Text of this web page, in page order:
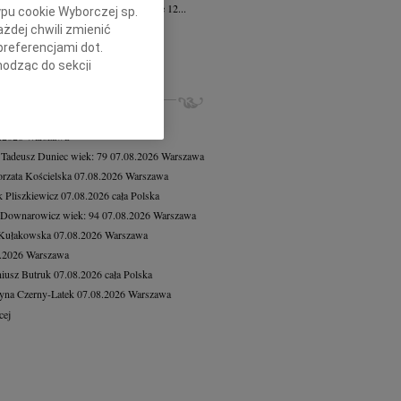
w smutku rodzina zawiadamia, że 12...
Kalinowska16.07.2026
żalem zawiadamiamy, że po...
Duniecwiek: 7907.08.2026Warszawa
Kościelska07.08.2026Warszawa
Pliszkiewicz07.08.2026cała Polska
wiek: 9407.08.2026Warszawa
07.08.2026Warszawa
Warszawa
Butruk 07.08.2026cała Polska
Czerny-Latek 07.08.2026Warszawa
cookie Wyborczej sp.
chwili zmienić
dot.
do sekcji
przeglądarki.
identyfikacji.
pomiar reklam i